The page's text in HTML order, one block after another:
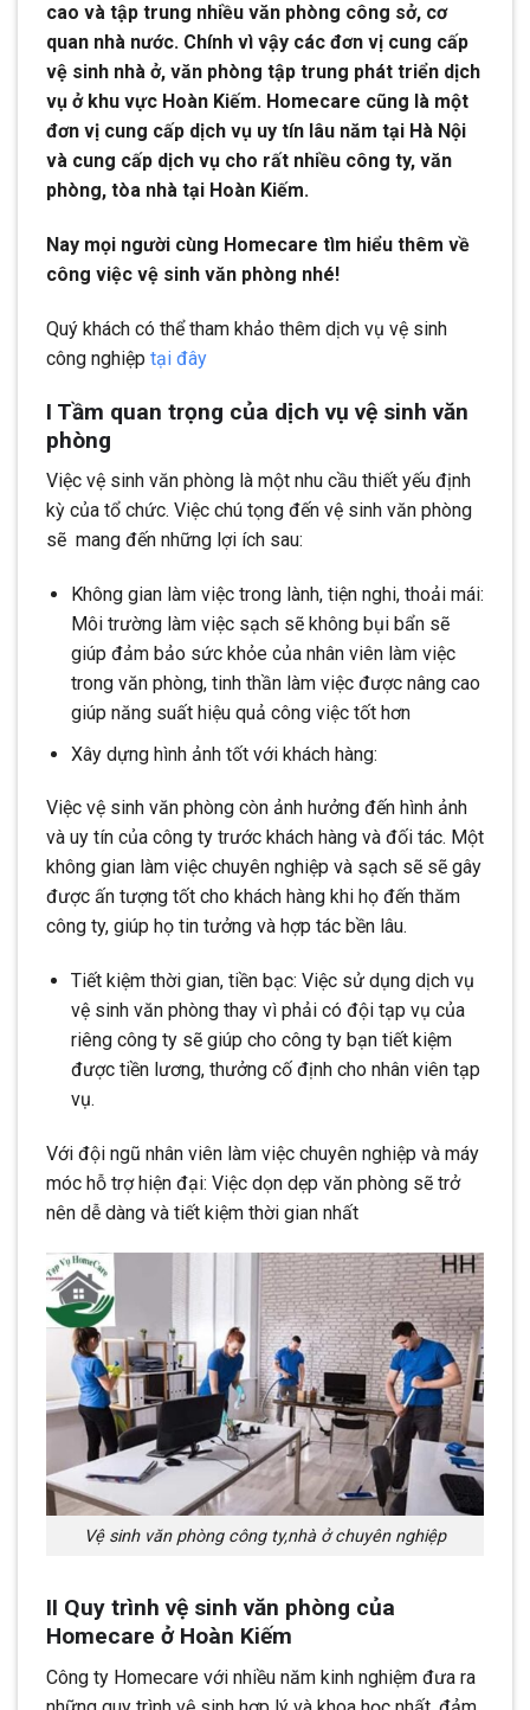
cao và tập trung nhiều văn phòng công sở, cơ
quan nhà nước. Chính vì vậy các đơn vị cung cấp
vệ sinh nhà ở, văn phòng tập trung phát triển dịch
vụ ở khu vực Hoàn Kiếm. Homecare cũng là một
đơn vị cung cấp dịch vụ uy tín lâu năm tại Hà Nội
và cung cấp dịch vụ cho rất nhiều công ty, văn
phòng, tòa nhà tại Hoàn Kiếm.
Nay mọi người cùng Homecare tìm hiểu thêm về
công việc vệ sinh văn phòng nhé!
Quý khách có thể tham khảo thêm dịch vụ vệ sinh
công nghiệp tại đây
I Tầm quan trọng của dịch vụ vệ sinh văn
phòng
Việc vệ sinh văn phòng là một nhu cầu thiết yếu định
kỳ của tổ chức. Việc chú tọng đến vệ sinh văn phòng
sẽ mang đến những lợi ích sau:
Không gian làm việc trong lành, tiện nghi, thoải mái:
Môi trường làm việc sạch sẽ không bụi bẩn sẽ
giúp đảm bảo sức khỏe của nhân viên làm việc
trong văn phòng, tinh thần làm việc được nâng cao
giúp năng suất hiệu quả công việc tốt hơn
Xây dựng hình ảnh tốt với khách hàng:
Việc vệ sinh văn phòng còn ảnh hưởng đến hình ảnh
và uy tín của công ty trước khách hàng và đối tác. Một
không gian làm việc chuyên nghiệp và sạch sẽ sẽ gây
được ấn tượng tốt cho khách hàng khi họ đến thăm
công ty, giúp họ tin tưởng và hợp tác bền lâu.
Tiết kiệm thời gian, tiền bạc: Việc sử dụng dịch vụ
vệ sinh văn phòng thay vì phải có đội tạp vụ của
riêng công ty sẽ giúp cho công ty bạn tiết kiệm
được tiền lương, thưởng cố định cho nhân viên tạp
vụ.
Với đội ngũ nhân viên làm việc chuyên nghiệp và máy
móc hỗ trợ hiện đại: Việc dọn dẹp văn phòng sẽ trở
nên dễ dàng và tiết kiệm thời gian nhất
Vệ sinh văn phòng công ty,nhà ở chuyên nghiệp
II Quy trình vệ sinh văn phòng của
Homecare ở Hoàn Kiếm
Công ty Homecare với nhiều năm kinh nghiệm đưa ra